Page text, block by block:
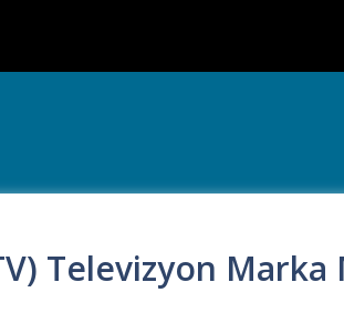
Televizyon